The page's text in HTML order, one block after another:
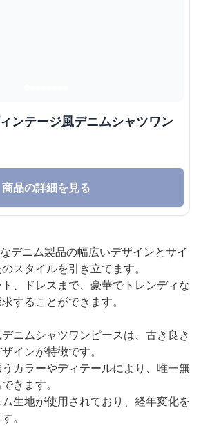
ンテージ風デニムシャツワン
商品の詳細を見る
デニム製品の幅広いデザインとサイ
スタイルを引き立てます。
、ドレスまで、豪華でトレンディな
することができます。
ニムシャツワンピースは、古き良き
インが特徴です。
カラーやディテールにより、唯一無
きます。
生地が使用されており、経年変化を
。